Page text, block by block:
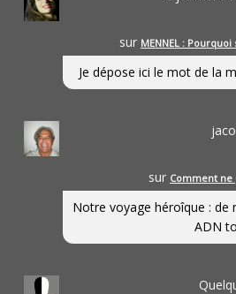
sur MENNEL : Pourquoi
Je dépose ici le mot de la
sur Comment ne
Notre voyage héroîque :
ADN